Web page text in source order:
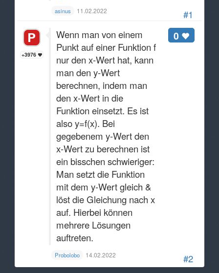
#1
asinus 11.02.2022
#2
+3976
0
Wenn man von einem
Punkt auf einer Funktion f
nur den x-Wert hat, kann
man den y-Wert
berechnen, indem man
den x-Wert in die
Funktion einsetzt. Es ist
also y=f(x). Bei
gegebenem y-Wert den
x-Wert zu berechnen ist
ein bisschen schwieriger:
Man setzt die Funktion
mit dem y-Wert gleich &
löst die Gleichung nach x
auf. Hierbei können
mehrere Lösungen
auftreten.
Probolobo 14.02.2022